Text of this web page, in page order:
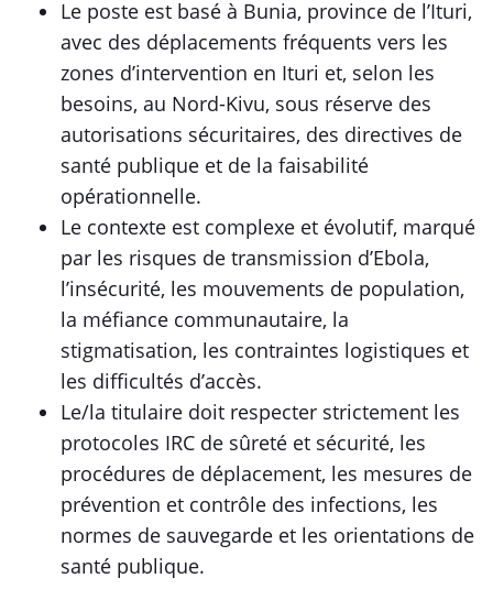
Le poste est basé à Bunia, province de l’Ituri,
avec des déplacements fréquents vers les
zones d’intervention en Ituri et, selon les
besoins, au Nord-Kivu, sous réserve des
autorisations sécuritaires, des directives de
santé publique et de la faisabilité
opérationnelle.
Le contexte est complexe et évolutif, marqué
par les risques de transmission d’Ebola,
l’insécurité, les mouvements de population,
la méfiance communautaire, la
stigmatisation, les contraintes logistiques et
les difficultés d’accès.
Le/la titulaire doit respecter strictement les
protocoles IRC de sûreté et sécurité, les
procédures de déplacement, les mesures de
prévention et contrôle des infections, les
normes de sauvegarde et les orientations de
santé publique.